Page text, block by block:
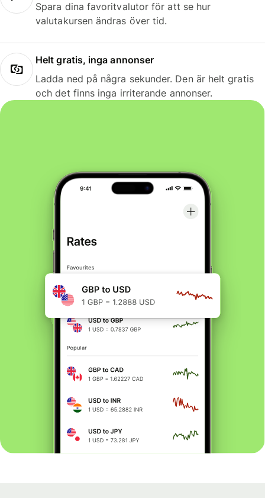
Spara dina favoritvalutor för att se hur
valutakursen ändras över tid.
Helt gratis, inga annonser
Ladda ned på några sekunder. Den är helt gratis
och det finns inga irriterande annonser.